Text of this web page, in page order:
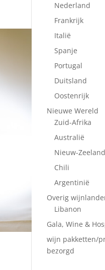
Nederland
Frankrijk
Italië
Spanje
Portugal
Duitsland
Oostenrijk
Nieuwe Wereld
Zuid-Afrika
Australië
Nieuw-Zeeland
Chili
Argentinië
Overig
Libanon
Gala, Wine &
wijn pakketten/
bezorgd